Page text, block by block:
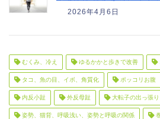
2026年4月6日
むくみ、冷え ゆるかかと歩きで改善
タコ、魚の目、イボ、角質化 ポッコリお腹
内反小趾 外反母趾 大転子の出っ張り
姿勢、猫背、呼吸浅い、姿勢と呼吸の関係